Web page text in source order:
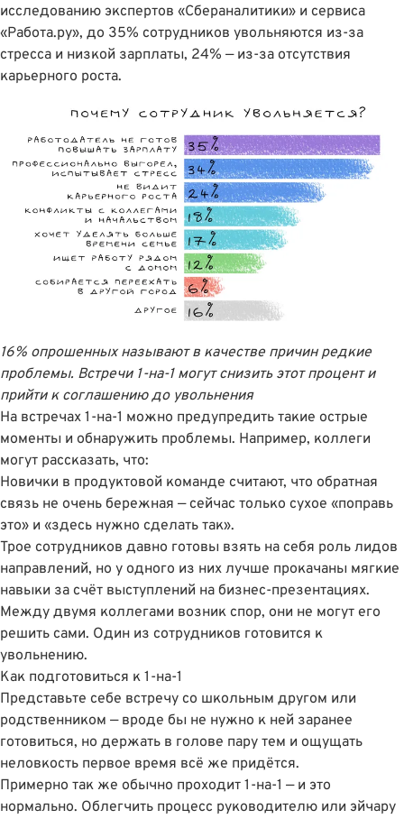
исследованию экспертов «Сбераналитики» и сервиса
«Работа.ру», до 35% сотрудников увольняются из-за
стресса и низкой зарплаты, 24% — из-за отсутствия
карьерного роста.
16% опрошенных называют в качестве причин редкие
проблемы. Встречи 1-на-1 могут снизить этот процент и
прийти к соглашению до увольнения
На встречах 1-на-1 можно предупредить такие острые
моменты и обнаружить проблемы. Например, коллеги
могут рассказать, что:
Новички в продуктовой команде считают, что обратная
связь не очень бережная — сейчас только сухое «поправь
это» и «здесь нужно сделать так».
Трое сотрудников давно готовы взять на себя роль лидов
направлений, но у одного из них лучше прокачаны мягкие
навыки за счёт выступлений на бизнес-презентациях.
Между двумя коллегами возник спор, они не могут его
решить сами. Один из сотрудников готовится к
увольнению.
Как подготовиться к 1-на-1
Представьте себе встречу со школьным другом или
родственником — вроде бы не нужно к ней заранее
готовиться, но держать в голове пару тем и ощущать
неловкость первое время всё же придётся.
Примерно так же обычно проходит 1-на-1 — и это
нормально. Облегчить процесс руководителю или эйчару